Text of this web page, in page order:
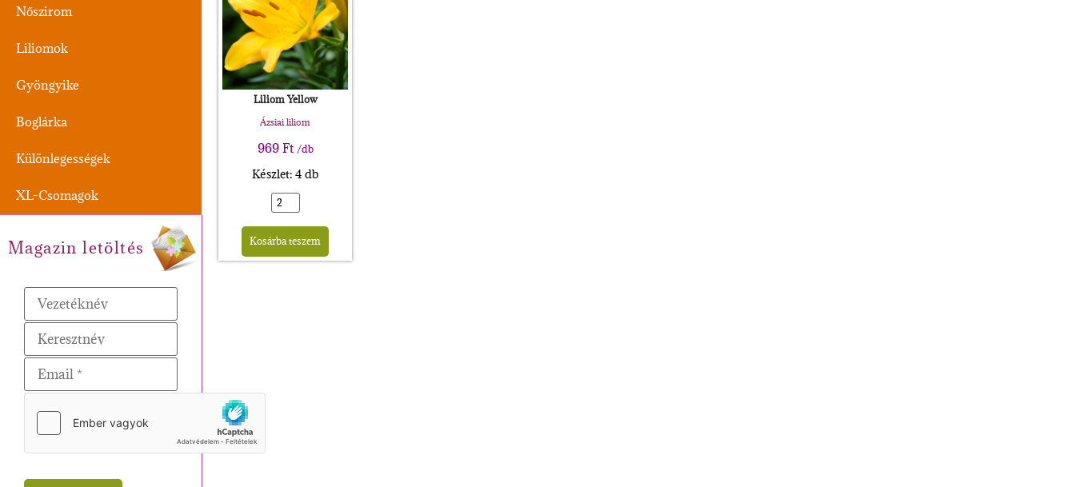
Nőszirom
Liliomok
Gyöngyike
Boglárka
Különlegességek
XL-Csomagok
Magazin letöltés
Liliom Yellow
Ázsiai liliom
969Ft /db
Készlet: 4 db
Kosárba teszem